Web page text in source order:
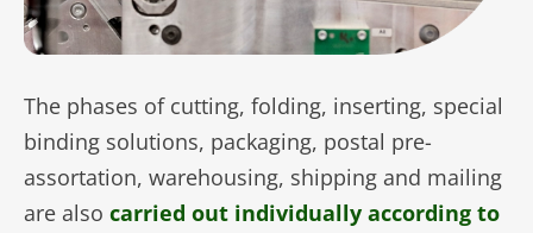
The phases of cutting, folding, inserting, special
binding solutions, packaging, postal pre-
assortation, warehousing, shipping and mailing
are also carried out individually according to